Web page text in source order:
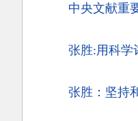
中央文献重
张胜:用科学
张胜：坚持